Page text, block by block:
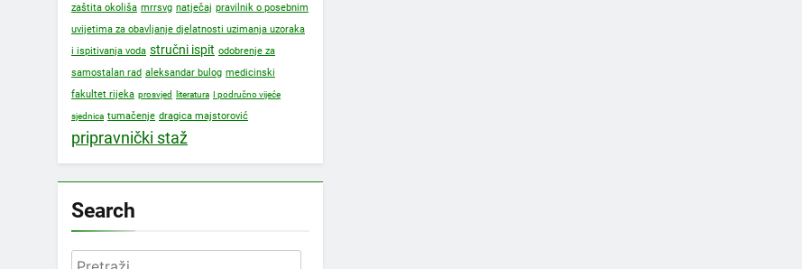
zaštita okoliša mrrsvg natječaj pravilnik o posebnim
uvijetima za obavljanje djelatnosti uzimanja uzoraka
i ispitivanja voda stručni ispit odobrenje za
samostalan rad aleksandar bulog medicinski
fakultet rijeka prosvjed literatura I područno vijeće
sjednica tumačenje dragica majstorović
pripravnički staž
Search
Pretraži: